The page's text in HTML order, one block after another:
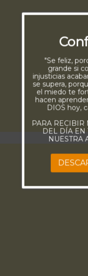
"Se feliz,
grande si
injusticias
se supera,
el miedo te
hacen
DIOS hoy,
PARA RECIBIR
DEL DÍA EN
NUESTRA